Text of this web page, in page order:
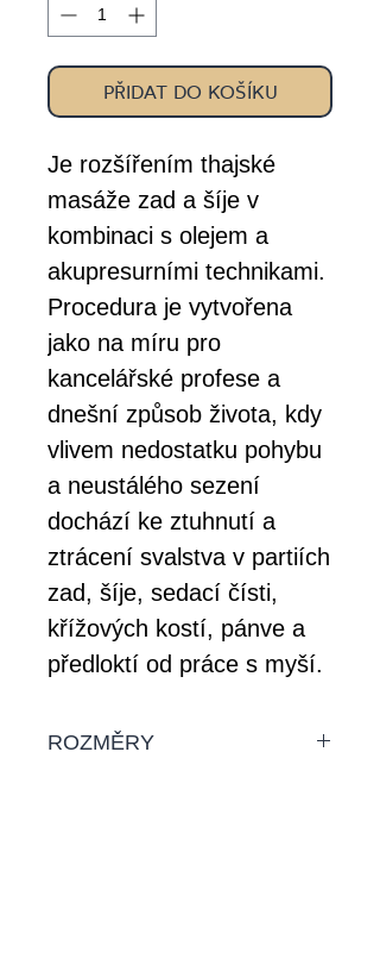
PŘIDAT DO KOŠÍKU
Je rozšířením thajské
masáže zad a šíje v
kombinaci s olejem a
akupresurními technikami.
Procedura je vytvořena
jako na míru pro
kancelářské profese a
dnešní způsob života, kdy
vlivem nedostatku pohybu
a neustálého sezení
dochází ke ztuhnutí a
ztrácení svalstva v partiích
zad, šíje, sedací čísti,
křížových kostí, pánve a
předloktí od práce s myší.
ROZMĚRY